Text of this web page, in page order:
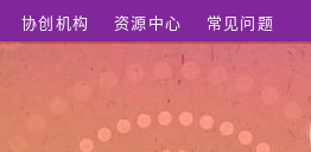
协创机构 资源中心 常见问题